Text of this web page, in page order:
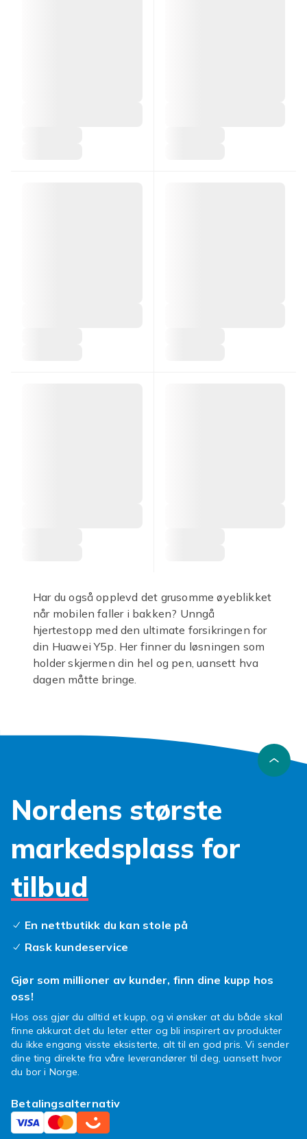
Har du også opplevd det grusomme øyeblikket
når mobilen faller i bakken? Unngå
hjertestopp med den ultimate forsikringen for
din Huawei Y5p. Her finner du løsningen som
holder skjermen din hel og pen, uansett hva
dagen måtte bringe.
robustHuawei Y5p skjermbeskytter
puste lettet ut. Vårt utvalg gir deg tryggheten
du trenger, enten det er nøklene i lomma eller
Vi tilbyr alt fra tynne filmer til solide varianter
som etHuawei Y5p beskyttelsesglass
Disse er designet for å absorbere støt og
fordele kraften, slik at selve mobilen slipper
Y5p gir en nesten usynlig barriere som
beskytter mot det meste, uten å påvirke
berøringsfølsomheten eller skjermens klarhet.
Y5p er et essensielt
bekymringen for skader.
montering. Fjern støv og fett med de
medfølgende klutene. Plasser beskytteren
forsiktig og la den feste seg. Eventuelle
luftbobler kan presses ut mot kantene.
Ikke la et uhell ødelegge mobilopplevelsen. Gi
din Huawei Y5p den skjermbeskyttelsen den
fortjener i dag. Surf trygt videre med en skjerm
Nordens største
markedsplass for
tilbud
En nettbutikk du kan stole på
Rask kundeservice
Gjør som millioner av kunder, finn dine kupp hos
oss!
Hos oss gjør du alltid et kupp, og vi ønsker at du både skal
finne akkurat det du leter etter og bli inspirert av produkter
du ikke engang visste eksisterte, alt til en god pris. Vi sender
dine ting direkte fra våre leverandører til deg, uansett hvor
du bor i Norge.
Betalingsalternativ